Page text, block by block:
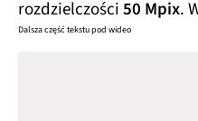
rozdzielczości50 Mpix.
Dalsza część tekstu pod wideo